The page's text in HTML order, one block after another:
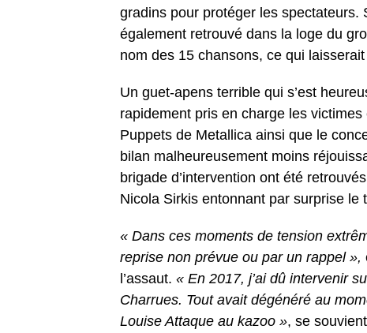
gradins pour protéger les
également retrouvé dans la loge du
nom des 15 chansons, ce qui
Un guet-apens terrible qui s’est
rapidement pris en charge les
Puppets de Metallica ainsi que le
bilan malheureusement moins
brigade d’intervention ont été
Nicola Sirkis entonnant par surprise le
« Dans ces moments de tension
reprise non prévue ou par un rappel »,
l’assaut. « En 2017, j’ai dû intervenir
Charrues. Tout avait dégénéré au
Louise Attaque au kazoo », se